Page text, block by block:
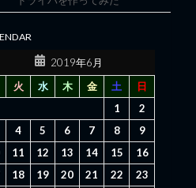
2019年6月
火 水 木 金 土
日
1
2
4 5 6 7 8
9
11 12 13 14 15
16
18 19 20 21 22
23